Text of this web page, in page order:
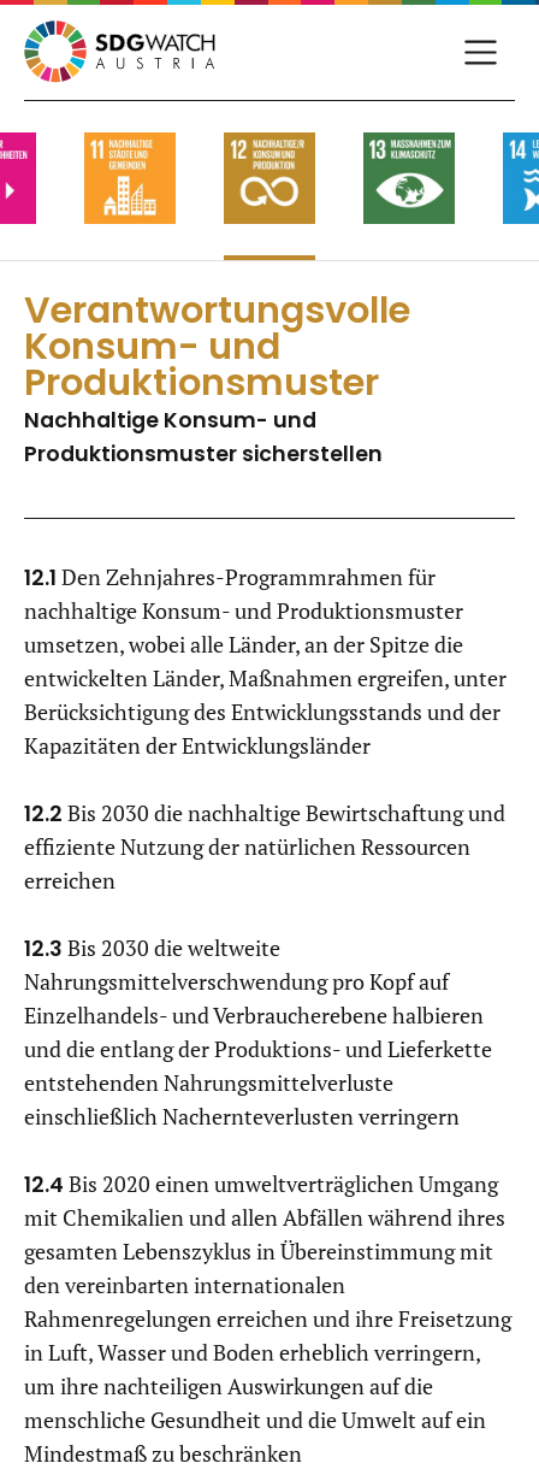
Verantwortungs­volle
Konsum- und
Produktions­muster
Nachhaltige Konsum- und
Produktionsmuster sicherstellen
12.1 Den Zehnjahres-Programmrahmen für
nachhaltige Konsum- und Produktionsmuster
umsetzen, wobei alle Länder, an der Spitze die
entwickelten Länder, Maßnahmen ergreifen, unter
Berücksichtigung des Entwicklungsstands und der
Kapazitäten der Entwicklungsländer
12.2 Bis 2030 die nachhaltige Bewirtschaftung und
effiziente Nutzung der natürlichen Ressourcen
erreichen
12.3 Bis 2030 die weltweite
Nahrungsmittelverschwendung pro Kopf auf
Einzelhandels- und Verbraucherebene halbieren
und die entlang der Produktions- und Lieferkette
entstehenden Nahrungsmittelverluste
einschließlich Nachernteverlusten verringern
12.4 Bis 2020 einen umweltverträglichen Umgang
mit Chemikalien und allen Abfällen während ihres
gesamten Lebenszyklus in Übereinstimmung mit
den vereinbarten internationalen
Rahmenregelungen erreichen und ihre Freisetzung
in Luft, Wasser und Boden erheblich verringern,
um ihre nachteiligen Auswirkungen auf die
menschliche Gesundheit und die Umwelt auf ein
Mindestmaß zu beschränken